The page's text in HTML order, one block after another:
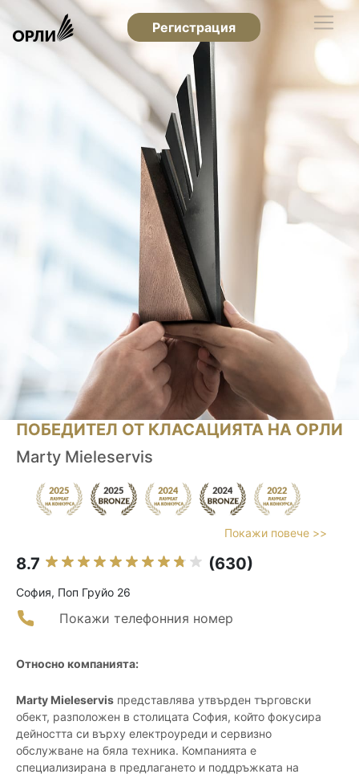
Регистрация
ПОБЕДИТЕЛ ОТ КЛАСАЦИЯТА НА ОРЛИ
Marty Mieleservis
Покажи повече >>
8.7 (630)
София, Поп Груйо 26
Покажи телефонния номер
Относно компанията:
Marty Mieleservis представлява утвърден търговски
обект, разположен в столицата София, който фокусира
дейността си върху електроуреди и сервизно
обслужване на бяла техника. Компанията е
специализирана в предлагането и поддръжката на